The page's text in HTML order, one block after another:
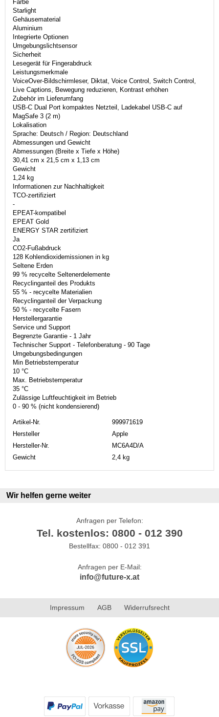
Farbe
Starlight
Gehäusematerial
Aluminium
Integrierte Optionen
Umgebungslichtsensor
Sicherheit
Lesegerät für Fingerabdruck
Leistungsmerkmale
VoiceOver-Bildschirmleser, Diktat, Voice Control, Switch Control,
Live Captions, Bewegung reduzieren, Kontrast erhöhen
Zubehör im Lieferumfang
USB-C Dual Port kompaktes Netzteil, Ladekabel USB-C auf
MagSafe 3 (2 m)
Lokalisation
Sprache: Deutsch / Region: Deutschland
Abmessungen und Gewicht
Abmessungen (Breite x Tiefe x Höhe)
30,41 cm x 21,5 cm x 1,13 cm
Gewicht
1,24 kg
Informationen zur Nachhaltigkeit
TCO-zertifiziert
-
EPEAT-kompatibel
EPEAT Gold
ENERGY STAR zertifiziert
Ja
CO2-Fußabdruck
128 Kohlendioxidemissionen in kg
Seltene Erden
99 % recycelte Seltenerdelemente
Recyclinganteil des Produkts
55 % - recycelte Materialien
Recyclinganteil der Verpackung
50 % - recycelte Fasern
Herstellergarantie
Service und Support
Begrenzte Garantie - 1 Jahr
Technischer Support - Telefonberatung - 90 Tage
Umgebungsbedingungen
Min Betriebstemperatur
10 °C
Max. Betriebstemperatur
35 °C
Zulässige Luftfeuchtigkeit im Betrieb
0 - 90 % (nicht kondensierend)
Artikel-Nr.
999971619
Hersteller
Apple
Hersteller-Nr.
MC6A4D/A
Gewicht
2,4 kg
Wir helfen gerne weiter
Anfragen per Telefon:
Tel. kostenlos: 0800 - 012 390
Bestellfax: 0800 - 012 391
Anfragen per E-Mail:
info@future-x.at
Impressum AGB Widerrufsrecht